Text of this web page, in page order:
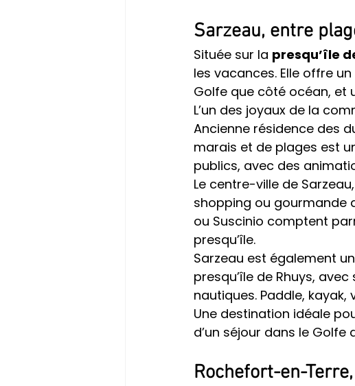
Sarzeau, entre
Située sur la presqu’île
les vacances. Elle offre
Golfe que côté océan, et
L’un des joyaux de la
Ancienne résidence des
marais et de plages est
publics, avec des
Le centre-ville de
shopping ou gourmande
ou Suscinio comptent
presqu’île.
Sarzeau est également
presqu’île de Rhuys,
nautiques. Paddle,
Une destination idéale
d’un séjour dans le Golfe
Rochefort-en-